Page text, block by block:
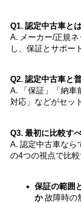
Q1. 認定中古車と
A. メーカー/正規
し、保証とサポー
Q2. 認定中古車と
A. 「保証」「納車
対応」などがセッ
Q3. 最初に比較す
A. 認定中古車なら
の4つの視点で比較
保証の範囲
か故障時の